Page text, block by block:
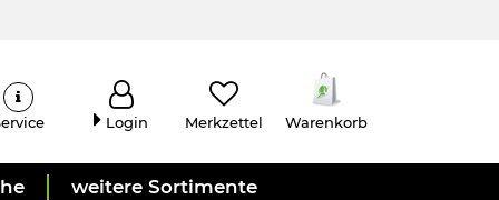
Login Merkzettel Warenkorb
weitere Sortimente